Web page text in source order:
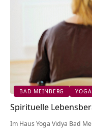
BAD MEINBERG
Spirituelle
Im Haus Yoga Vidya Bad